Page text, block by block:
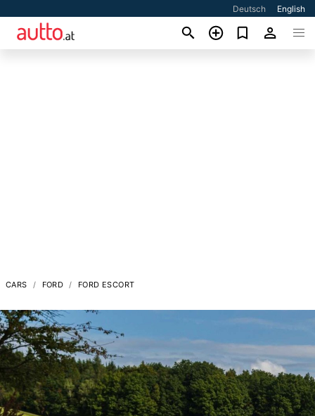
Deutsch English
CARS FORD FORD ESCORT